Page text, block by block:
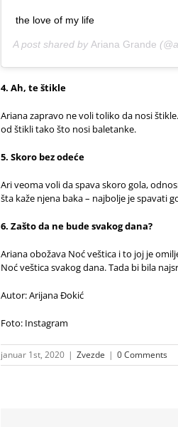
the love of my life
A post shared by Ariana Grande
4. Ah, te štikle
Ariana zapravo ne voli toliko da nosi
od štikli tako što nosi baletanke.
5. Skoro bez odeće
Ari veoma voli da spava skoro gola,
šta kaže njena baka – najbolje je spavati
6. Zašto da ne bude svakog dana?
Ariana obožava Noć veštica i to joj je
Noć veštica svakog dana. Tada bi bila
Autor: Arijana Đokić
Foto: Instagram
januar 1st, 2020 | Zvezde | 0 Comments